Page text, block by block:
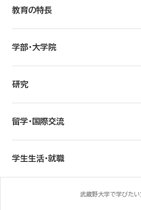
教育の特長
学部・大学院
研究
留学・国際交流
学生生活・就職
武蔵野大学で学びたい